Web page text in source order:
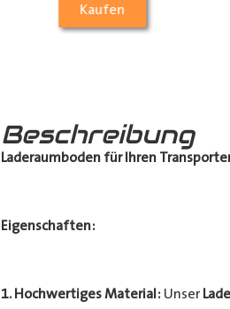
Kaufen
Beschreibung
Laderaumboden für Ihren
Eigenschaften:
1. Hochwertiges Material: Unser